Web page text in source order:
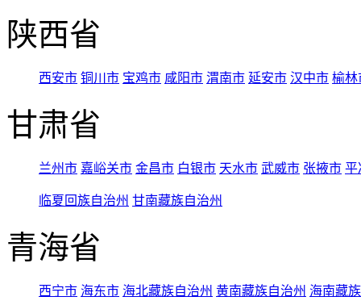
陕西省
西安市 铜川市 宝鸡市 咸阳市 渭南市 延安市 汉中市 榆林
甘肃省
兰州市 嘉峪关市 金昌市 白银市 天水市 武威市 张掖市 平
临夏回族自治州 甘南藏族自治州
青海省
西宁市 海东市 海北藏族自治州 黄南藏族自治州 海南藏